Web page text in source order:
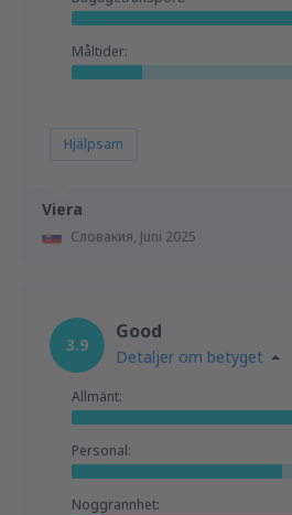
Viera
Словакия, Juni 2025
Måltider:
Hjälpsam
3.9
Good
Detaljer om betyget
Allmänt:
Personal:
Noggrannhet: